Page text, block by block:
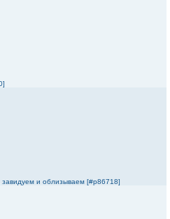
завидуем и облизываем [#p86718]